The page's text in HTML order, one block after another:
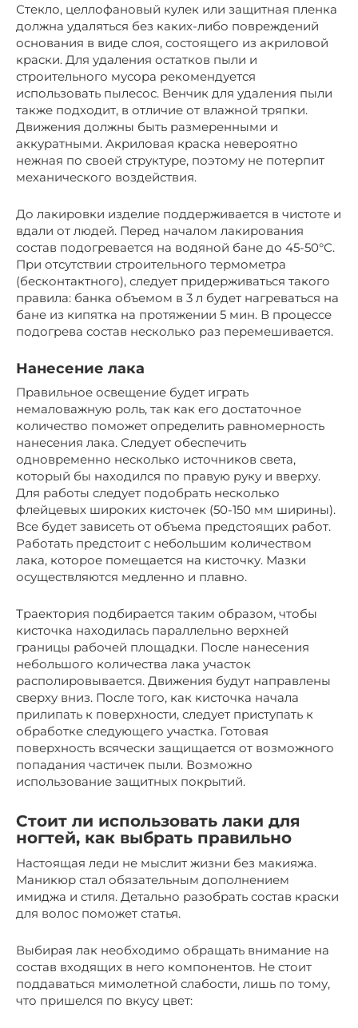
Стекло, целлофановый кулек или защитная пленка
должна удаляться без каких-либо повреждений
основания в виде слоя, состоящего из акриловой
краски. Для удаления остатков пыли и
строительного мусора рекомендуется
использовать пылесос. Венчик для удаления пыли
также подходит, в отличие от влажной тряпки.
Движения должны быть размеренными и
аккуратными. Акриловая краска невероятно
нежная по своей структуре, поэтому не потерпит
механического воздействия.
До лакировки изделие поддерживается в чистоте и
вдали от людей. Перед началом лакирования
состав подогревается на водяной бане до 45-50°С.
При отсутствии строительного термометра
(бесконтактного), следует придерживаться такого
правила: банка объемом в 3 л будет нагреваться на
бане из кипятка на протяжении 5 мин. В процессе
подогрева состав несколько раз перемешивается.
Нанесение лака
Правильное освещение будет играть
немаловажную роль, так как его достаточное
количество поможет определить равномерность
нанесения лака. Следует обеспечить
одновременно несколько источников света,
который бы находился по правую руку и вверху.
Для работы следует подобрать несколько
флейцевых широких кисточек (50-150 мм ширины).
Все будет зависеть от объема предстоящих работ.
Работать предстоит с небольшим количеством
лака, которое помещается на кисточку. Мазки
осуществляются медленно и плавно.
Траектория подбирается таким образом, чтобы
кисточка находилась параллельно верхней
границы рабочей площадки. После нанесения
небольшого количества лака участок
располировывается. Движения будут направлены
сверху вниз. После того, как кисточка начала
прилипать к поверхности, следует приступать к
обработке следующего участка. Готовая
поверхность всячески защищается от возможного
попадания частичек пыли. Возможно
использование защитных покрытий.
Стоит ли использовать лаки для
ногтей, как выбрать правильно
Настоящая леди не мыслит жизни без макияжа.
Маникюр стал обязательным дополнением
имиджа и стиля. Детально разобрать состав краски
для волос поможет статья.
Выбирая лак необходимо обращать внимание на
состав входящих в него компонентов. Не стоит
поддаваться мимолетной слабости, лишь по тому,
что пришелся по вкусу цвет: